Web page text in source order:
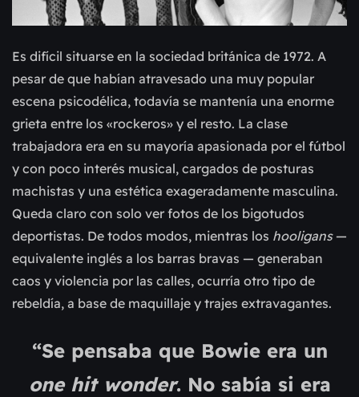
Es difícil situarse en la sociedad británica de 1972. A
pesar de que habían atravesado una muy popular
escena psicodélica, todavía se mantenía una enorme
grieta entre los «rockeros» y el resto. La clase
trabajadora era en su mayoría apasionada por el fútbol
y con poco interés musical, cargados de posturas
machistas y una estética exageradamente masculina.
Queda claro con solo ver fotos de los bigotudos
deportistas. De todos modos, mientras los hooligans—
equivalente inglés a los barras bravas — generaban
caos y violencia por las calles, ocurría otro tipo de
rebeldía, a base de maquillaje y trajes extravagantes.
“Se pensaba que Bowie era un
one hit wonder. No sabía si era